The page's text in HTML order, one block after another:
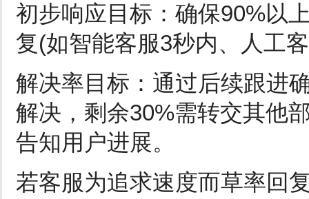
初步响应目标：确保90%以
复(如智能客服3秒内、人工
解决率目标：通过后续跟进
解决，剩余30%需转交其他
告知用户进展。
若客服为追求速度而草率回